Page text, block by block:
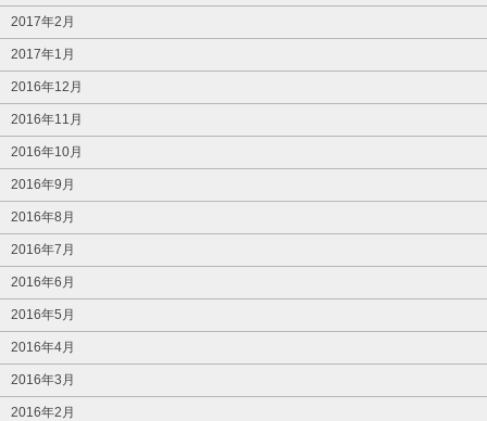
2017年2月
2017年1月
2016年12月
2016年11月
2016年10月
2016年9月
2016年8月
2016年7月
2016年6月
2016年5月
2016年4月
2016年3月
2016年2月